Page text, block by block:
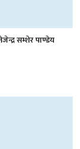
सम्शेर पाण्डेय